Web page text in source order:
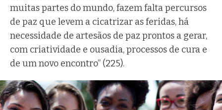
muitas partes do mundo, fazem falta percursos
de paz que levem a cicatrizar as feridas, há
necessidade de artesãos de paz prontos a gerar,
com criatividade e ousadia, processos de cura e
de um novo encontro” (225).